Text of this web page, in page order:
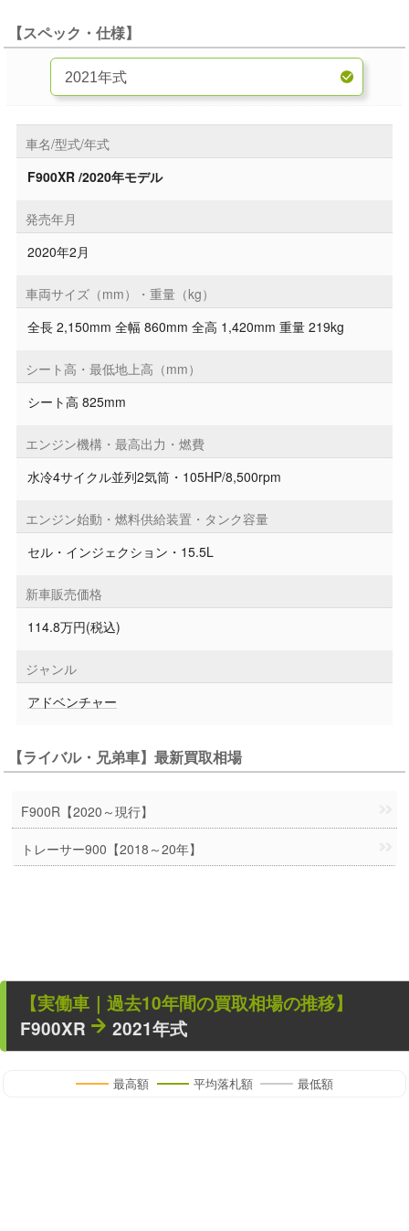
【スペック・仕様】
車名/型式/年式
F900XR /2020年モデル
発売年月
2020年2月
車両サイズ（mm）・重量（kg）
全長 2,150mm 全幅 860mm 全高 1,420mm 重量 219kg
シート高・最低地上高（mm）
シート高 825mm
エンジン機構・最高出力・燃費
水冷4サイクル並列2気筒・105HP/8,500rpm
エンジン始動・燃料供給装置・タンク容量
セル・インジェクション・15.5L
新車販売価格
114.8万円(税込)
ジャンル
アドベンチャー
【ライバル・兄弟車】最新買取相場
F900R【2020～現行】
トレーサー900【2018～20年】
【実働車 ｜過去10年間の買取相場の推移】
F900XR
2021年式
最高額 平均落札額 最低額